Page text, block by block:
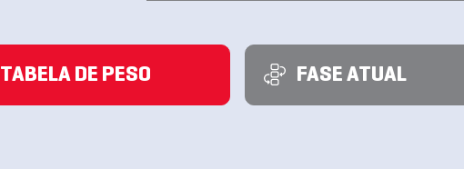
TABELA DE PESO FASE ATUAL